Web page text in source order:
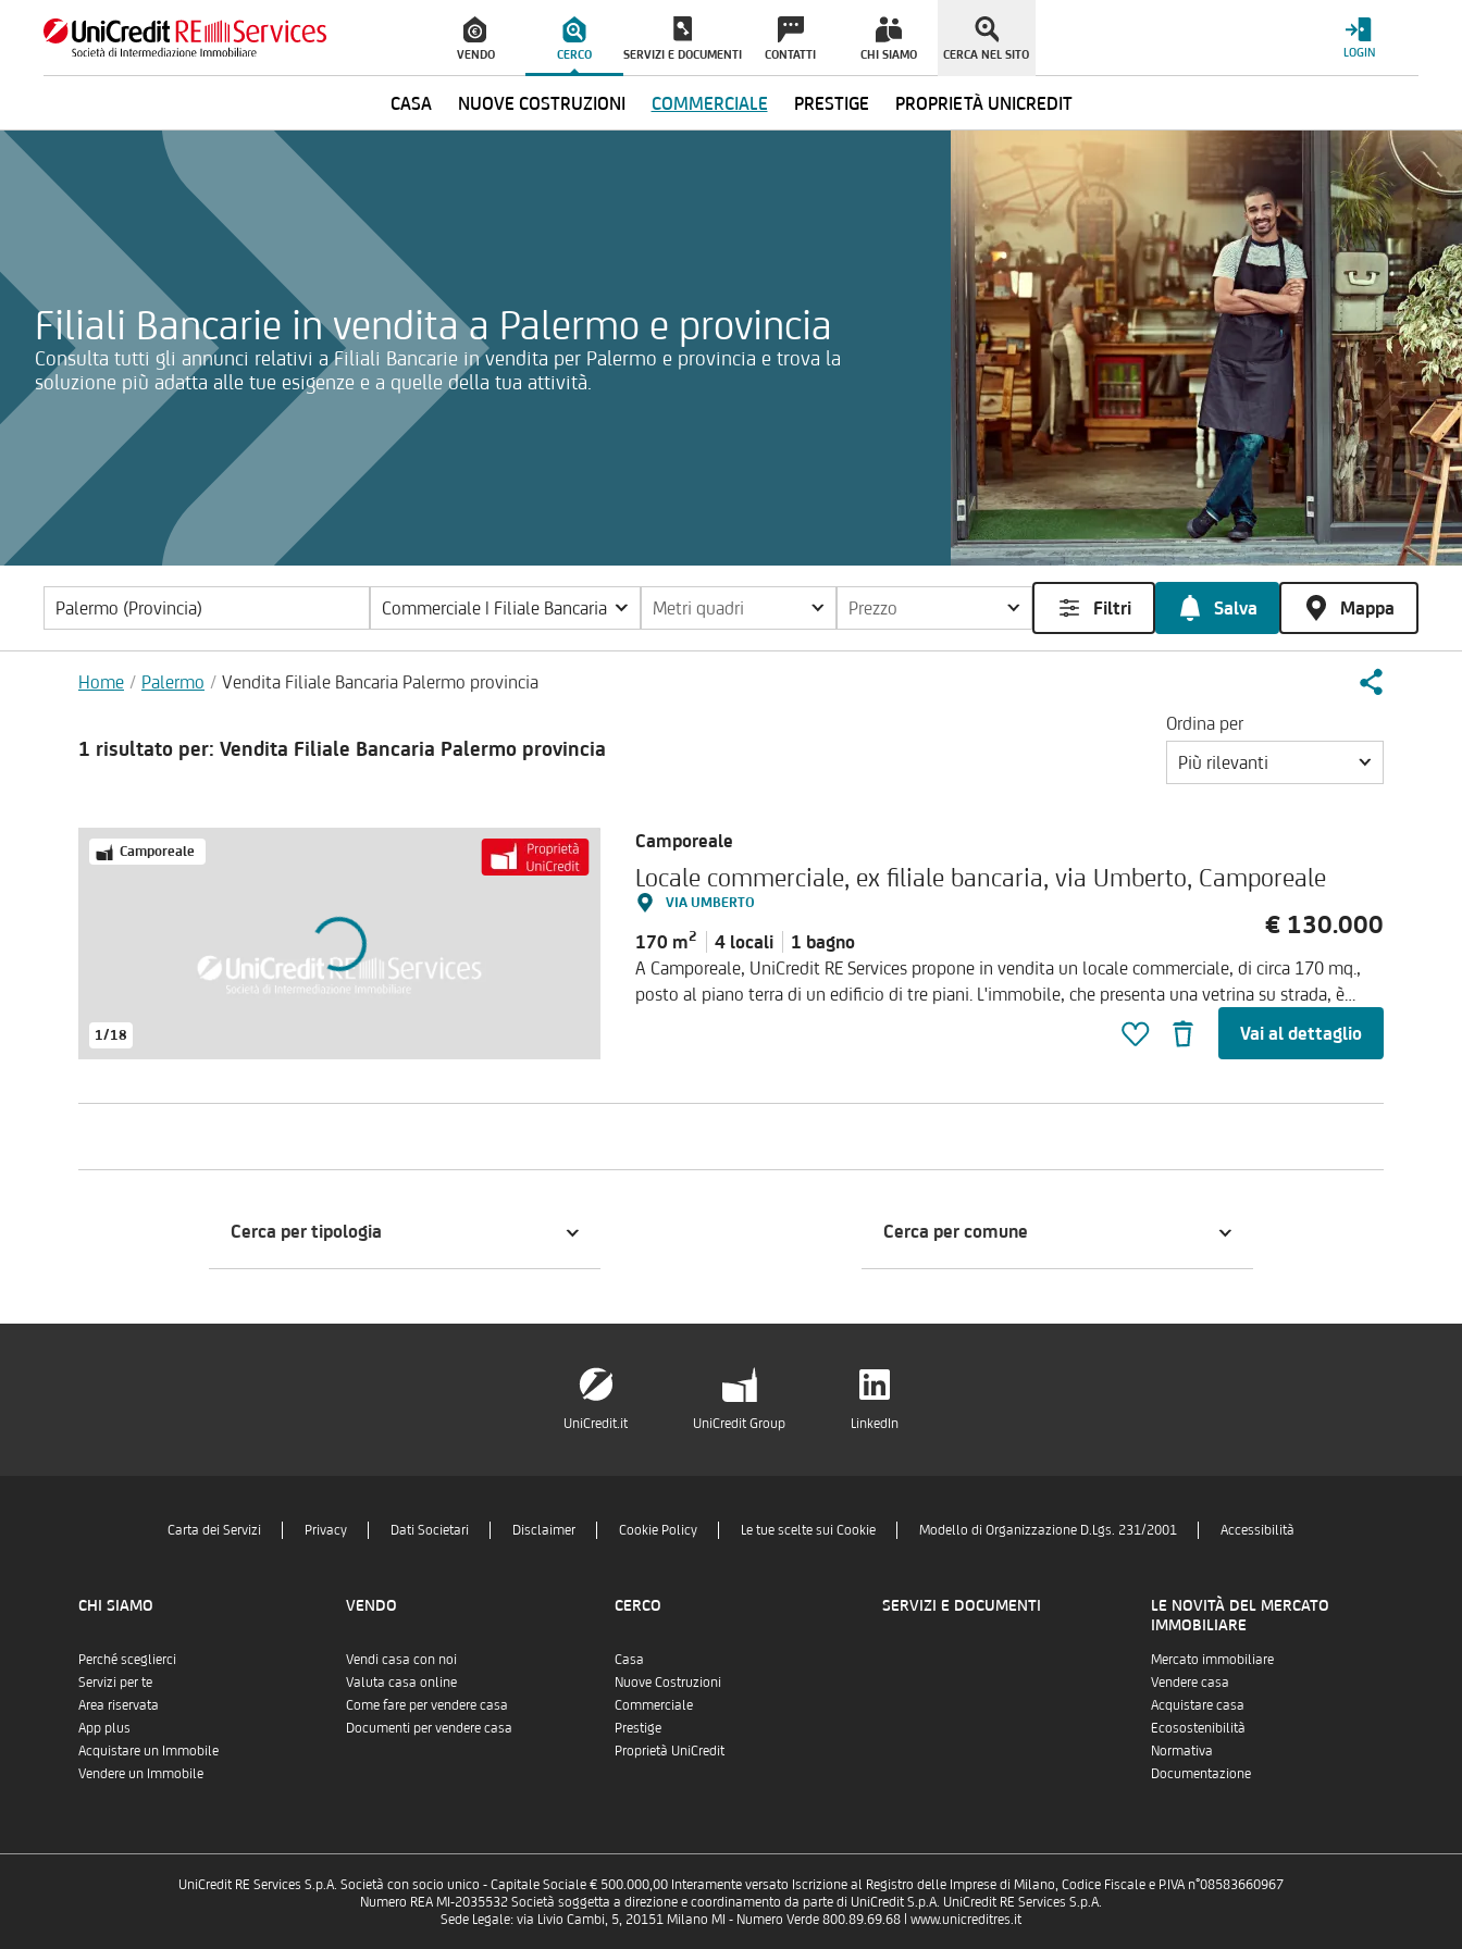
VENDO CERCO
CASA NUOVE COSTRUZIONI COMMERCIALE PRESTIGE PROPRIETÀ UNICREDIT
SERVIZI E DOCUMENTI CONTATTI CHI SIAMO CERCA NEL SITO LOGIN
Filiali Bancarie in vendita a Palermo e provincia
Consulta tutti gli annunci relativi a Filiali Bancarie in vendita per Palermo e provincia e trova la
soluzione più adatta alle tue esigenze e a quelle della tua attività.
La ricerca verrà inviata automaticamente alla selezione delle informazioni
Commerciale | Filiale Bancaria Metri quadri Prezzo Filtri Salva Mappa
Home Palermo Vendita Filiale Bancaria Palermo provincia
1 risultato per: Vendita Filiale Bancaria Palermo provincia
Ordina per
Più rilevanti
Camporeale
1/18
Camporeale
Locale commerciale, ex filiale bancaria, via Umberto, Camporeale
VIA UMBERTO
170 m2 4 locali 1 bagno
€ 130.000
A Camporeale, UniCredit RE Services propone in vendita un locale commerciale, di circa 170 mq.,
posto al piano terra di un edificio di tre piani. L'immobile, che presenta una vetrina su strada, è
composto da un ingresso, un open space, tre locali ad uso ufficio, un bagno ed un ripostiglio . Il
locale si presta a diverse tipologie di attività commerciali ed artigianali, grazie anche alla posizione
personalizzata sulle vostre esigenze, è possibile chiamare il numero verde di UniCredit RE Services
Vai al dettaglio
Cerca per tipologia Cerca per comune
UniCredit.it UniCredit Group LinkedIn
Carta dei Servizi Privacy Dati Societari Disclaimer Cookie Policy Le tue scelte sui Cookie Modello di Organizzazione D.Lgs. 231/2001 Accessibilità
CHI SIAMO
Perché sceglierci
Servizi per te
Area riservata
App plus
Acquistare un Immobile
Vendere un Immobile
VENDO
Vendi casa con noi
Valuta casa online
Come fare per vendere casa
Documenti per vendere casa
CERCO
Casa
Nuove Costruzioni
Commerciale
Prestige
Proprietà UniCredit
SERVIZI E DOCUMENTI
LE NOVITÀ DEL MERCATO
IMMOBILIARE
Mercato immobiliare
Vendere casa
Acquistare casa
Ecosostenibilità
Normativa
Documentazione
UniCredit RE Services S.p.A. Società con socio unico - Capitale Sociale € 500.000,00 Interamente versato Iscrizione al Registro delle Imprese di Milano, Codice Fiscale e P.IVA n°08583660967
Numero REA MI-2035532 Società soggetta a direzione e coordinamento da parte di UniCredit S.p.A. UniCredit RE Services S.p.A.
Sede Legale: via Livio Cambi, 5, 20151 Milano MI - Numero Verde 800.89.69.68 | www.unicreditres.it